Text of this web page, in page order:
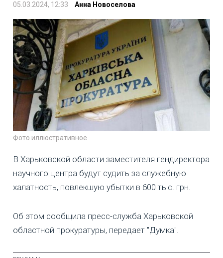
05.03.2024, 12:33 Анна Новоселова
Фото иллюстративное
В Харьковской области заместителя гендиректора
научного центра будут судить за служебную
халатность, повлекшую убытки в 600 тыс. грн.
Об этом сообщила пресс-служба Харьковской
областной прокуратуры, передает "Думка".